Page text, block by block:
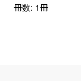
冊数: 1冊